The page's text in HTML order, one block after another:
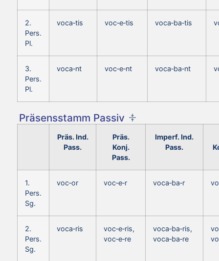
2.
Pers.
Pl.
voca‑tis voc‑e‑tis voca‑ba‑tis
3.
Pers.
Pl.
voca‑nt voc‑e‑nt voca‑ba‑nt
Präsensstamm Passiv
Präs. Ind.
Pass.
Präs.
Konj.
Pass.
Imperf. Ind.
Pass.
1.
Pers.
Sg.
voc‑or voc‑e‑r voca‑ba‑r
2.
Pers.
Sg.
voca‑ris
voc‑e‑ris,
voc‑e‑re
voca‑ba‑ris,
voca‑ba‑re